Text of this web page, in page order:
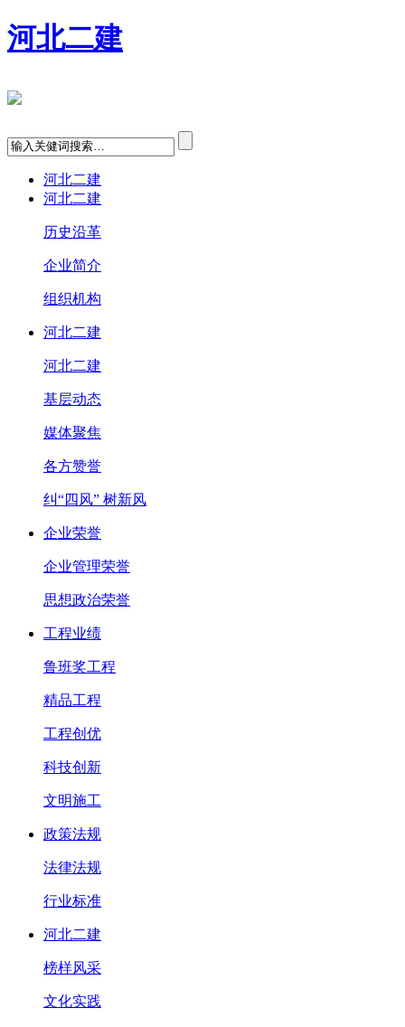
河北二建
河北二建
河北二建
历史沿革
企业简介
组织机构
河北二建
河北二建
基层动态
媒体聚焦
各方赞誉
纠“四风” 树新风
企业荣誉
企业管理荣誉
思想政治荣誉
工程业绩
鲁班奖工程
精品工程
工程创优
科技创新
文明施工
政策法规
法律法规
行业标准
河北二建
榜样风采
文化实践